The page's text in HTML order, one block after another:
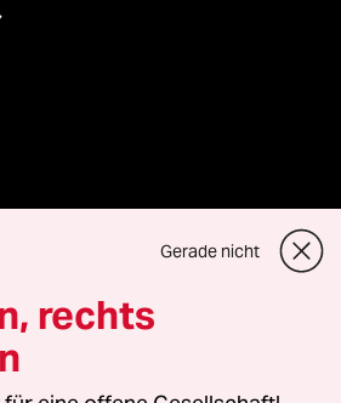
Vertriebs GmbH
Gerade nicht
rechts